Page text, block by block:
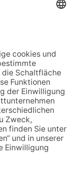
wird zur
im 7.
Stadtrat